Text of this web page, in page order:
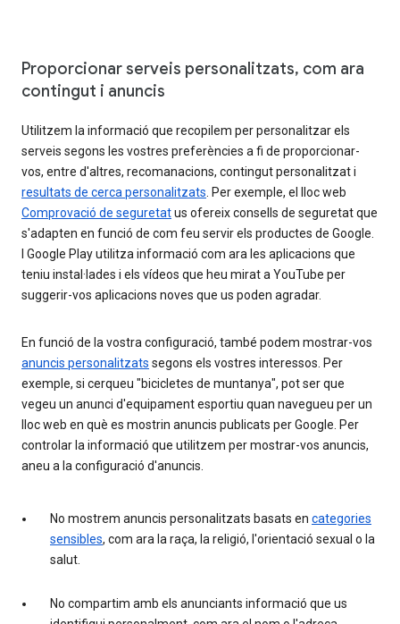
Proporcionar serveis personalitzats, com ara
contingut i anuncis
Utilitzem la informació que recopilem per personalitzar els
serveis segons les vostres preferències a fi de proporcionar-
vos, entre d'altres, recomanacions, contingut personalitzat i
resultats de cerca personalitzats . Per exemple, el lloc web
Comprovació de seguretatus ofereix consells de seguretat que
s'adapten en funció de com feu servir els productes de Google.
I Google Play utilitza informació com ara les aplicacions que
teniu instal·lades i els vídeos que heu mirat a YouTube per
suggerir-vos aplicacions noves que us poden agradar.
En funció de la vostra configuració, també podem mostrar-vos
anuncis personalitzats segons els vostres interessos. Per
exemple, si cerqueu "bicicletes de muntanya", pot ser que
vegeu un anunci d'equipament esportiu quan navegueu per un
lloc web en què es mostrin anuncis publicats per Google. Per
controlar la informació que utilitzem per mostrar-vos anuncis,
aneu a la configuració d'anuncis.
No mostrem anuncis personalitzats basats en categories
sensibles, com ara la raça, la religió, l'orientació sexual o la
salut.
No compartim amb els anunciants informació que us